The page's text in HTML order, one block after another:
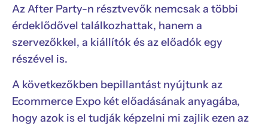
Az After Party-n résztvevők nemcsak a többi
érdeklődővel találkozhattak, hanem a
szervezőkkel, a kiállítók és az előadók egy
részével is.
A következőkben bepillantást nyújtunk az
Ecommerce Expo két előadásának anyagába,
hogy azok is el tudják képzelni mi zajlik ezen az